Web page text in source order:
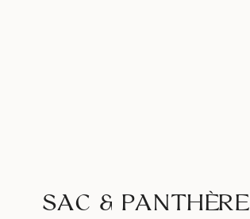
SAC & PANTHÈRE